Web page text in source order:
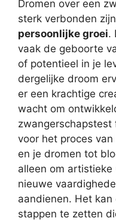
Dromen over een
sterk verbonden
persoonlijke groei.
vaak de geboorte
of potentieel in je
dergelijke droom
er een krachtige
wacht om
voor het proces
en je dromen tot
alleen om artistieke
nieuwe
aandienen. Het
stappen te zetten